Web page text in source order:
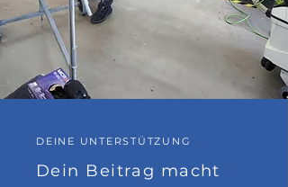
DEINE UNTERSTÜTZUNG
Dein Beitrag macht